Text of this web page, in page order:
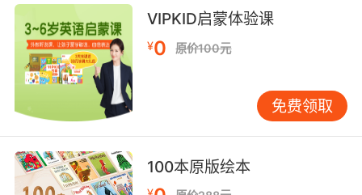
雨）、“Ilikethesoundofrain.”（我喜欢雨声）。
甚至可以和孩子一起观察下雨，描述雨的大小、
声音与感受。如此，单词才能真正“活”起来。初
中阶段：系统化方法，搭建语法骨架初中阶段目
标更明确：既要应对考试，又要为高中深造打基
础。“方法系统化”此时尤为重要。许多学生会出
现“断层”——小学靠兴趣，初中突遇大量语法与
考试压力，易产生畏难情绪。解决之道在于帮助
孩子建立清晰的学习框架。以语法为例，初中需
VIPKID启蒙体验课
¥0 原价100元
免费领取
100本原版绘本